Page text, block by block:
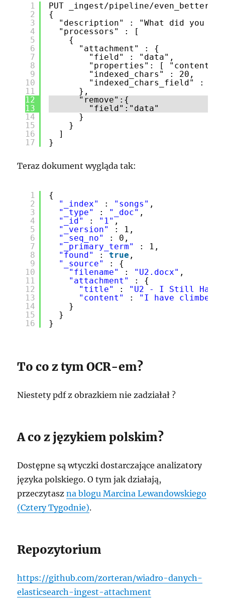
1
2
3
4
5
6
7
8
9
10
11
12
13
14
15
16
17
PUT _ingest/pipeline/
{
"description" : "What did you
"processors" : [
{
"attachment" : {
"field" : "data",
"properties": [
"indexed_chars" : 20,
"indexed_chars_field" :
},
"remove":{
"field":"data"
}
}
]
}
Teraz dokument wygląda tak:
1
2
3
4
5
6
7
8
9
10
11
12
13
14
15
16
{
"_index"
: "songs" ,
"_type"
: "_doc" ,
"_id"
: "1" ,
"_version"
: 1,
"_seq_no"
: 0,
"_primary_term"
: 1,
"found"
: true ,
"_source"
: {
"filename"
: "U2.docx" ,
"attachment"
: {
"title"
: "U2 - I Still
"content"
: "I have climbed
}
}
}
To co z tym OCR-em?
Niestety pdf z obrazkiem nie zadziałał ?
A co z językiem polskim?
Dostępne są wtyczki dostarczające analizatory
języka polskiego. O tym jak działają,
przeczytaszna blogu Marcina Lewandowskiego
(Cztery Tygodnie).
Repozytorium
https://github.com/zorteran/wiadro-danych-
elasticsearch-ingest-attachment